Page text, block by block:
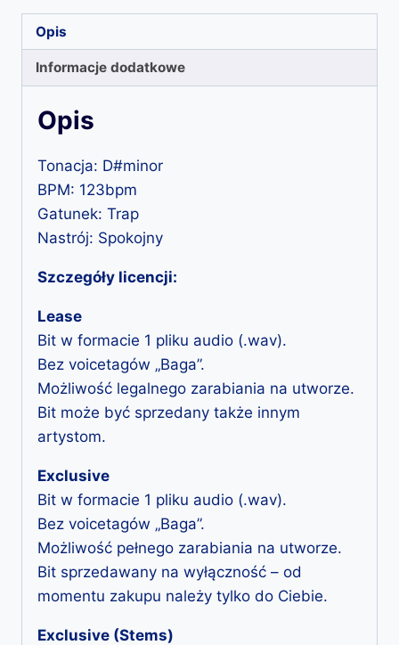
Opis
Informacje dodatkowe
Opis
Tonacja: D#minor
BPM: 123bpm
Gatunek: Trap
Nastrój: Spokojny
Szczegóły licencji:
Lease
Bit w formacie 1 pliku audio (.wav).
Bez voicetagów „Baga”.
Możliwość legalnego zarabiania na utworze.
Bit może być sprzedany także innym
artystom.
Exclusive
Bit w formacie 1 pliku audio (.wav).
Bez voicetagów „Baga”.
Możliwość pełnego zarabiania na utworze.
Bit sprzedawany na wyłączność – od
momentu zakupu należy tylko do Ciebie.
Exclusive (Stems)